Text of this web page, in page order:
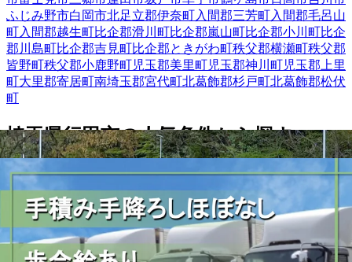
ふじみ野市白岡市北足立郡伊奈町入間郡三芳町入間郡毛呂山
町入間郡越生町比企郡滑川町比企郡嵐山町比企郡小川町比企
郡川島町比企郡吉見町比企郡ときがわ町秩父郡横瀬町秩父郡
皆野町秩父郡小鹿野町児玉郡美里町児玉郡神川町児玉郡上里
町大里郡寄居町南埼玉郡宮代町北葛飾郡杉戸町北葛飾郡松伏
町
埼玉県行田市の人気条件から探す
正社員トラック大型トラック・大型免許中型トラック・中型
免許長距離ダンプ
【関東】他の都道府県から探す